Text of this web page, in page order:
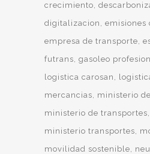
crecimiento
digitalizacion
emisiones
empresa de transporte
futrans gasoleo
logistica carosan
mercancias
ministerio
ministerio de transportes
ministerio transportes
movilidad sostenible